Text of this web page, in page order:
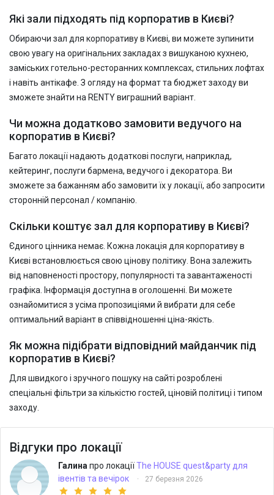
Які зали підходять під корпоратив в Києві?
Обираючи зал для корпоративу в Києві, ви можете зупинити
свою увагу на оригінальних закладах з вишуканою кухнею,
заміських готельно-ресторанних комплексах, стильних лофтах
і навіть антікафе. З огляду на формат та бюджет заходу ви
зможете знайти на RENTY виграшний варіант.
Чи можна додатково замовити ведучого на
корпоратив в Києві?
Багато локації надають додаткові послуги, наприклад,
кейтеринг, послуги бармена, ведучого і декоратора. Ви
зможете за бажанням або замовити їх у локації, або запросити
сторонній персонал / компанію.
Скільки коштує зал для корпоративу в Києві?
Єдиного цінника немає. Кожна локація для корпоративу в
Києві встановлюється свою цінову політику. Вона залежить
від наповненості простору, популярності та завантаженості
графіка. Інформація доступна в оголошенні. Ви можете
ознайомитися з усіма пропозиціями й вибрати для себе
оптимальний варіант в співвідношенні ціна-якість.
Як можна підібрати відповідний майданчик під
корпоратив в Києві?
Для швидкого і зручного пошуку на сайті розроблені
спеціальні фільтри за кількістю гостей, ціновій політиці і типом
заходу.
Відгуки про локації
Галина про локаціїThe HOUSE quest&party для
івентів та вечірок
· 27 березня 2026